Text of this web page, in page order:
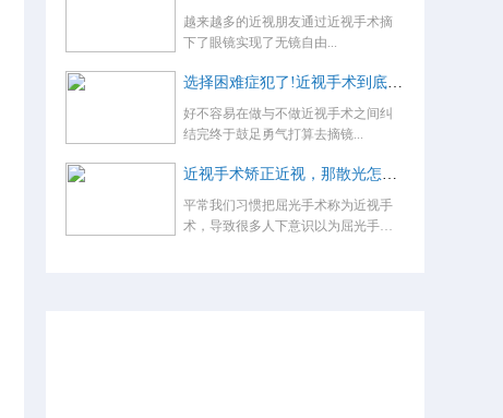
越来越多的近视朋友通过近视手术摘
下了眼镜实现了无镜自由...
选择困难症犯了!近视手术到底怎么选？
好不容易在做与不做近视手术之间纠
结完终于鼓足勇气打算去摘镜...
近视手术矫正近视，那散光怎么办，术后还要戴眼镜吗？
平常我们习惯把屈光手术称为近视手
术，导致很多人下意识以为屈光手术